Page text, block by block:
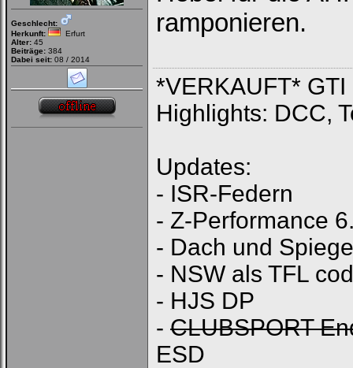
Geschlecht:
Herkunft:
Erfurt
Alter: 45
Beiträge: 384
Dabei seit: 08 / 2014
ramponieren.
*VERKAUFT*
Highlights: DCC,
Updates:
- ISR-Federn
- Z-Performance
- Dach und
- NSW als TFL
- HJS DP
- CLUBSPORT
ESD